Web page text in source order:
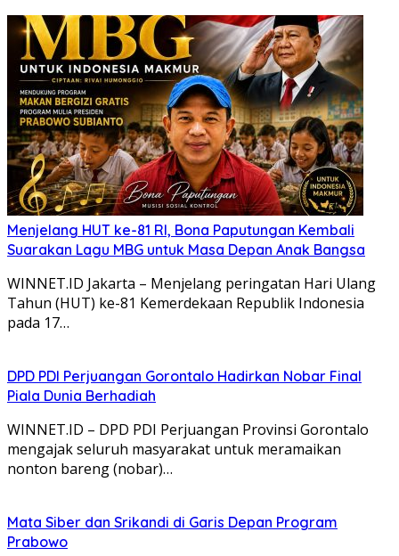
Menjelang HUT ke-81 RI, Bona Paputungan Kembali
Suarakan Lagu MBG untuk Masa Depan Anak Bangsa
WINNET.ID Jakarta – Menjelang peringatan Hari Ulang
Tahun (HUT) ke-81 Kemerdekaan Republik Indonesia
pada 17…
DPD PDI Perjuangan Gorontalo Hadirkan Nobar Final
Piala Dunia Berhadiah
WINNET.ID – DPD PDI Perjuangan Provinsi Gorontalo
mengajak seluruh masyarakat untuk meramaikan
nonton bareng (nobar)…
Mata Siber dan Srikandi di Garis Depan Program
Prabowo